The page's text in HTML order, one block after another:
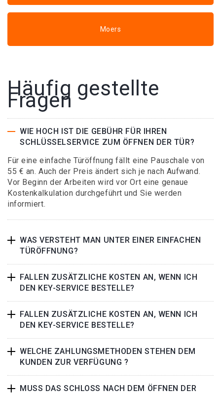
Moers
Häufig gestellte
Fragen
WIE HOCH IST DIE GEBÜHR FÜR IHREN
SCHLÜSSELSERVICE ZUM ÖFFNEN DER TÜR?
Für eine einfache Türöffnung fällt eine Pauschale von
55 € an. Auch der Preis ändert sich je nach Aufwand.
Vor Beginn der Arbeiten wird vor Ort eine genaue
Kostenkalkulation durchgeführt und Sie werden
informiert.
WAS VERSTEHT MAN UNTER EINER EINFACHEN
TÜRÖFFNUNG?
FALLEN ZUSÄTZLICHE KOSTEN AN, WENN ICH
DEN KEY-SERVICE BESTELLE?
FALLEN ZUSÄTZLICHE KOSTEN AN, WENN ICH
DEN KEY-SERVICE BESTELLE?
WELCHE ZAHLUNGSMETHODEN STEHEN DEM
KUNDEN ZUR VERFÜGUNG ?
MUSS DAS SCHLOSS NACH DEM ÖFFNEN DER